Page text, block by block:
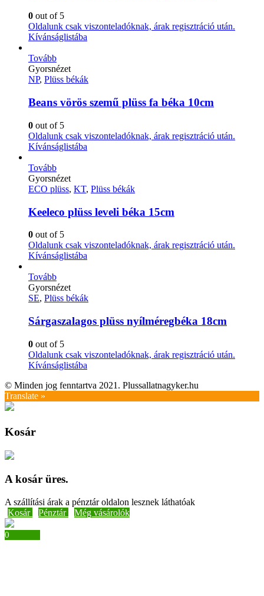
0 out of 5
Oldalunk csak viszonteladóknak, árak regisztráció után.
Kívánságlistába
Tovább
Gyorsnézet
NP, Plüss békák
Beans vörös szemű plüss fa béka 10cm
0 out of 5
Oldalunk csak viszonteladóknak, árak regisztráció után.
Kívánságlistába
Tovább
Gyorsnézet
ECO plüss, KT, Plüss békák
Keeleco plüss leveli béka 15cm
0 out of 5
Oldalunk csak viszonteladóknak, árak regisztráció után.
Kívánságlistába
Tovább
Gyorsnézet
SE, Plüss békák
Sárgaszalagos plüss nyílméregbéka 18cm
0 out of 5
Oldalunk csak viszonteladóknak, árak regisztráció után.
Kívánságlistába
© Minden jog fenntartva 2021. Plussallatnagyker.hu
Translate »
Kosár
A kosár üres.
A szállítási árak a pénztár oldalon lesznek láthatóak
Kosár
Pénztár Még vásárolók
0